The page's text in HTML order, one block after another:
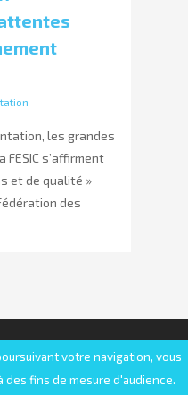
les grandes
s’affirment
et de qualité »
des
votre navigation, vous
des fins de mesure d'audience.